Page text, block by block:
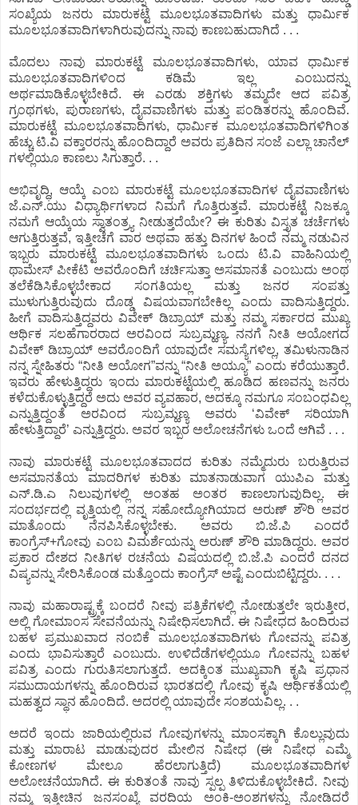
ಸಂಖ್ಯೆಯ ಜನರು ಮಾರುಕಟ್ಟೆ ಮೂಲಭೂತವಾದಿಗಳು ಮತ್ತು ಧಾರ್ಮಿಕ
ಮೂಲಭೂತವಾದಿಗಳಾಗಿರುವುದನ್ನು ನಾವು ಕಾಣಬಹುದಾಗಿದೆ . . .
ಮೊದಲು ನಾವು ಮಾರುಕಟ್ಟೆ ಮೂಲಭೂತವಾದಿಗಳು, ಯಾವ ಧಾರ್ಮಿಕ
ಮೂಲಭೂತವಾದಿಗಳಿಂದ ಕಡಿಮೆ ಇಲ್ಲ ಎಂಬುದನ್ನು
ಅರ್ಥಮಾಡಿಕೊಳ್ಳಬೇಕಿದೆ. ಈ ಎರಡು ಶಕ್ತಿಗಳು ತಮ್ಮದೇ ಆದ ಪವಿತ್ರ
ಗ್ರಂಥಗಳು, ಪುರಾಣಗಳು, ದೈವವಾಣಿಗಳು ಮತ್ತು ಪಂಡಿತರನ್ನು ಹೊಂದಿವೆ.
ಮಾರುಕಟ್ಟೆ ಮೂಲಭೂತವಾದಿಗಳು, ಧಾರ್ಮಿಕ ಮೂಲಭೂತವಾದಿಗಳಿಗಿಂತ
ಹೆಚ್ಚು ಟಿ.ವಿ ವಕ್ತಾರರನ್ನು ಹೊಂದಿದ್ದಾರೆ ಅವರು ಪ್ರತಿದಿನ ಸಂಜೆ ಎಲ್ಲಾ ಚಾನೆಲ್
ಗಳಲ್ಲಿಯೂ ಕಾಣಲು ಸಿಗುತ್ತಾರೆ. . .
ಅಭಿವೃದ್ಧಿ, ಆಯ್ಕೆ ಎಂಬ ಮಾರುಕಟ್ಟೆ ಮೂಲಭೂತವಾದಿಗಳ ದೈವವಾಣಿಗಳು
ಜೆ.ಎನ್.ಯು ವಿಧ್ಯಾರ್ಥಿಗಳಾದ ನಿಮಗೆ ಗೊತ್ತಿರುತ್ತವೆ. ಮಾರುಕಟ್ಟೆ ನಿಜಕ್ಕೂ
ನಮಗೆ ಆಯ್ಕೆಯ ಸ್ವಾತಂತ್ರ‍್ಯ ನೀಡುತ್ತದೆಯೇ? ಈ ಕುರಿತು ವಿಸ್ತೃತ ಚರ್ಚೆಗಳು
ಆಗುತ್ತಿರುತ್ತವೆ, ಇತ್ತೀಚೆಗೆ ವಾರ ಅಥವಾ ಹತ್ತು ದಿನಗಳ ಹಿಂದೆ ನಮ್ಮ ನಡುವಿನ
ಇಬ್ಬರು ಮಾರುಕಟ್ಟೆ ಮೂಲಭೂತವಾದಿಗಳು ಒಂದು ಟಿ.ವಿ ವಾಹಿನಿಯಲ್ಲಿ
ಥಾಮೇಸ್ ಪೀಕೆಟಿ ಅವರೊಂದಿಗೆ ಚರ್ಚಿಸುತ್ತಾ ಅಸಮಾನತೆ ಎಂಬುದು ಅಂಥ
ತಲೆಕೆಡಿಸಿಕೊಳ್ಳಬೇಕಾದ ಸಂಗತಿಯಲ್ಲ ಮತ್ತು ಜನರ ಸಂಪತ್ತು
ಮುಳುಗುತ್ತಿರುವುದು ದೊಡ್ಡ ವಿಷಯವಾಗಬೇಕಿಲ್ಲ ಎಂದು ವಾದಿಸುತ್ತಿದ್ದರು.
ಹೀಗೆ ವಾದಿಸುತ್ತಿದ್ದವರು ವಿವೇಕ್ ಡಿಬ್ರಾಯ್ ಮತ್ತು ನಮ್ಮ ಸರ್ಕಾರದ ಮುಖ್ಯ
ಆರ್ಥಿಕ ಸಲಹೆಗಾರರಾದ ಅರವಿಂದ ಸುಬ್ರಮ್ಹಣ್ಯ. ನನಗೆ ನೀತಿ ಅಯೋಗದ
ವಿವೇಕ್ ಡಿಬ್ರಾಯ್ ಅವರೊಂದಿಗೆ ಯಾವುದೇ ಸಮಸ್ಯೆಗಳಿಲ್ಲ, ತಮಿಳುನಾಡಿನ
ನನ್ನ ಸ್ನೇಹಿತರು “ನೀತಿ ಅಯೋಗ”ವನ್ನು “ನೀತಿ ಅಯ್ಯೂ” ಎಂದು ಕರೆಯುತ್ತಾರೆ.
ಇವರು ಹೇಳುತ್ತಿದ್ದರು ಇಂದು ಮಾರುಕಟ್ಟೆಯಲ್ಲಿ ಹೂಡಿದ ಹಣವನ್ನು ಜನರು
ಕಳೆದುಕೊಳ್ಳುತ್ತಿದ್ದರೆ ಅದು ಅವರ ವ್ಯವಹಾರ, ಅದಕ್ಕೂ ನಮಗೂ ಸಂಬಂಧವಿಲ್ಲ
ಎನ್ನುತ್ತಿದ್ದಂತೆ ಅರವಿಂದ ಸುಬ್ರಮ್ಹಣ್ಯ ಅವರು ‘ವಿವೇಕ್ ಸರಿಯಾಗಿ
ಹೇಳುತ್ತಿದ್ದಾರೆ’ ಎನ್ನುತ್ತಿದ್ದರು. ಅವರ ಇಬ್ಬರ ಅಲೋಚನೆಗಳು ಒಂದೆ ಆಗಿವೆ . . .
ನಾವು ಮಾರುಕಟ್ಟೆ ಮೂಲಭೂತವಾದದ ಕುರಿತು ನಮ್ಮೆದುರು ಬರುತ್ತಿರುವ
ಅಸಮಾನತೆಯ ಮಾದರಿಗಳ ಕುರಿತು ಮಾತನಾಡುವಾಗ ಯುಪಿಎ ಮತ್ತು
ಎನ್.ಡಿ.ಎ ನಿಲುವುಗಳಲ್ಲಿ ಅಂತಹ ಅಂತರ ಕಾಣಲಾಗುವುದಿಲ್ಲ. ಈ
ಸಂದರ್ಭದಲ್ಲಿ ವೃತ್ತಿಯಲ್ಲಿ ನನ್ನ ಸಹೋದ್ಯೋಗಿಯಾದ ಅರುಣ್ ಶೌರಿ ಅವರ
ಮಾತೊಂದು ನೆನಪಿಸಿಕೊಳ್ಳಬೇಕು. ಅವರು ಬಿ.ಜೆ.ಪಿ ಎಂದರೆ
ಕಾಂಗ್ರೆಸ್+ಗೋವು ಎಂಬ ವಿಮರ್ಶೆಯನ್ನು ಅರುಣ್ ಶೌರಿ ಮಾಡಿದ್ದರು. ಅವರ
ಪ್ರಕಾರ ದೇಶದ ನೀತಿಗಳ ರಚನೆಯ ವಿಷಯದಲ್ಲಿ ಬಿ.ಜೆ.ಪಿ ಎಂದರೆ ದನದ
ವಿಷ್ಯವನ್ನು ಸೇರಿಸಿಕೊಂಡ ಮತ್ತೊಂದು ಕಾಂಗ್ರೆಸ್ ಅಷ್ಟೆ ಎಂದುಬಿಟ್ಟಿದ್ದರು. . . .
ನಾವು ಮಹಾರಾಷ್ಟ್ರಕ್ಕೆ ಬಂದರೆ ನೀವು ಪತ್ರಿಕೆಗಳಲ್ಲಿ ನೋಡುತ್ತಲೇ ಇರುತ್ತೀರ,
ಅಲ್ಲಿ ಗೋಮಾಂಸ ಸೇವನೆಯನ್ನು ನಿಷೇಧಿಸಲಾಗಿದೆ. ಈ ನಿಷೇಧದ ಹಿಂದಿರುವ
ಬಹಳ ಪ್ರಮುಖವಾದ ನಂಬಿಕೆ ಮೂಲಭೂತವಾದಿಗಳು ಗೋವನ್ನು ಪವಿತ್ರ
ಎಂದು ಭಾವಿಸುತ್ತಾರೆ ಎಂಬುದು. ಉಳಿದೆಡೆಗಳಲ್ಲಿಯೂ ಗೋವನ್ನು ಬಹಳ
ಪವಿತ್ರ ಎಂದು ಗುರುತಿಸಲಾಗುತ್ತದೆ. ಅದಕ್ಕಿಂತ ಮುಖ್ಯವಾಗಿ ಕೃಷಿ ಪ್ರಧಾನ
ಸಮುದಾಯಗಳನ್ನು ಹೊಂದಿರುವ ಭಾರತದಲ್ಲಿ ಗೋವು ಕೃಷಿ ಆರ್ಥಿಕತೆಯಲ್ಲಿ
ಮಹತ್ವದ ಸ್ಥಾನ ಹೊಂದಿದೆ. ಅದರಲ್ಲಿ ಯಾವುದೇ ಸಂಶಯವಿಲ್ಲ. . .
ಅದರೆ ಇಂದು ಜಾರಿಯಲ್ಲಿರುವ ಗೋವುಗಳನ್ನು ಮಾಂಸಕ್ಕಾಗಿ ಕೊಲ್ಲುವುದು
ಮತ್ತು ಮಾರಾಟ ಮಾಡುವುದರ ಮೇಲಿನ ನಿಷೇಧ (ಈ ನಿಷೇಧ ಎಮ್ಮೆ
ಕೋಣಗಳ ಮೇಲೂ ಹೆರಲಾಗುತ್ತಿದೆ) ಮೂಲಭೂತವಾದಿಗಳ
ಅಲೋಚನೆಯಾಗಿದೆ. ಈ ಕುರಿತಂತೆ ನಾವು ಸ್ಪಲ್ಪ ತಿಳಿದುಕೊಳ್ಳಬೇಕಿದೆ. ನೀವು
ನಮ್ಮ ಇತ್ತೀಚಿನ ಜನಸಂಖ್ಯೆ ವರದಿಯ ಅಂಕಿ-ಅಂಶಗಳನ್ನು ನೋಡಿದರೆ